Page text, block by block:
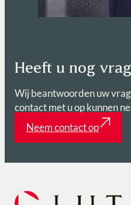
Heeft u nog
Wij beantwoorden uw
contact met u op kunnen
Neem contact op